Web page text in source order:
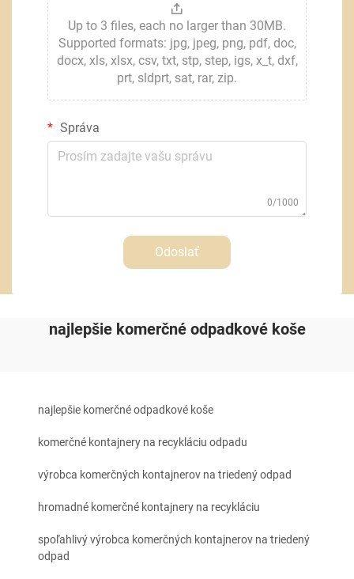
Up to 3 files, each no larger than 30MB.
Supported formats: jpg, jpeg, png, pdf, doc,
docx, xls, xlsx, csv, txt, stp, step, igs, x_t, dxf,
prt, sldprt, sat, rar, zip.
Správa
0/1000
Odoslať
najlepšie komerčné odpadkové koše
najlepšie komerčné odpadkové koše
komerčné kontajnery na recykláciu odpadu
výrobca komerčných kontajnerov na triedený odpad
hromadné komerčné kontajnery na recykláciu
spoľahlivý výrobca komerčných kontajnerov na triedený
odpad